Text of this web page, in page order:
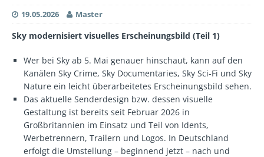
19.05.2026 Master
Sky modernisiert visuelles Erscheinungsbild (Teil 1)
Wer bei Sky ab 5. Mai genauer hinschaut, kann auf den
Kanälen Sky Crime, Sky Documentaries, Sky Sci-Fi und Sky
Nature ein leicht überarbeitetes Erscheinungsbild sehen.
Das aktuelle Senderdesign bzw. dessen visuelle
Gestaltung ist bereits seit Februar 2026 in
Großbritannien im Einsatz und Teil von Idents,
Werbetrennern, Trailern und Logos. In Deutschland
erfolgt die Umstellung – beginnend jetzt – nach und